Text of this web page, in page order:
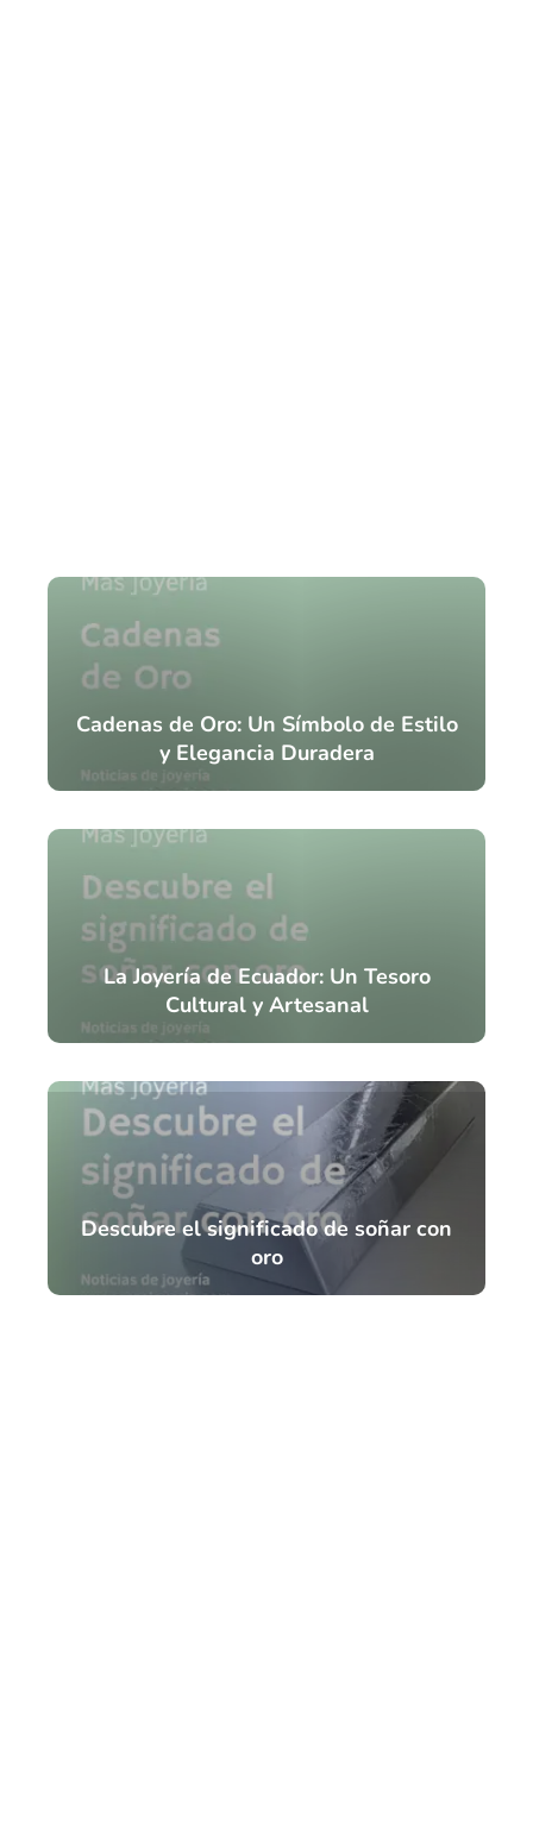
Cadenas de Oro: Un Símbolo de Estilo
y Elegancia Duradera
La Joyería de Ecuador: Un Tesoro
Cultural y Artesanal
Descubre el significado de soñar con
oro